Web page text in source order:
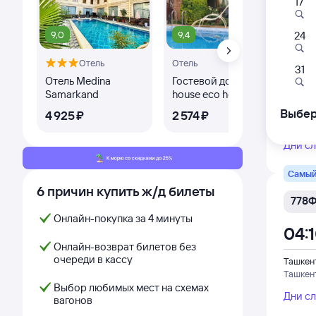
9,0
Отель
Отель Medina
Samarkand
4 ⁠925 ⁠₽
9,4
Отель
Гостевой дом Green
house eco hotel
2 ⁠574 ⁠₽
8,9
2
6 причин купить ж/д билеты
Онлайн-покупка за 4 минуты
Онлайн-возврат билетов без
очереди в кассу
Выбор любимых мест на схемах
вагонов
127Ф
из
01:10
Дни
778Ф
Дни
24
31